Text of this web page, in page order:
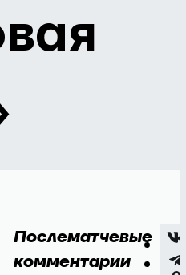
Послематчевые
комментарии